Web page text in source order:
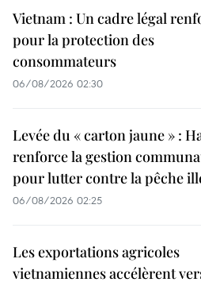
Vietnam : Un cadre légal
pour la protection des
consommateurs
06/08/2026 02:30
Levée du « carton jaune » :
renforce la gestion
pour lutter contre la pêche
06/08/2026 02:25
Les exportations agricoles
vietnamiennes accélèrent